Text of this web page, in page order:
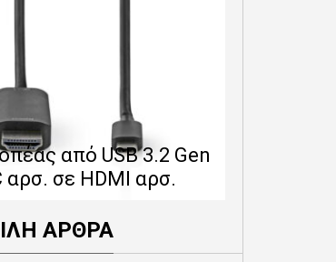
από USB 3.2 Gen
αρσ. σε HDMI αρσ.
ΑΡΘΡΑ